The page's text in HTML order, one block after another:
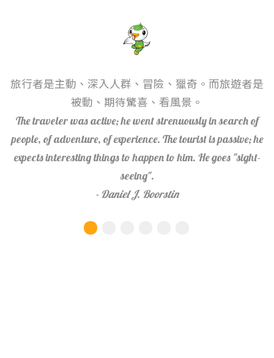
旅行者是主動、深入人群、冒險、獵奇。而旅遊者是
被動、期待驚喜、看風景。
The traveler was active; he went strenuously in search of
people, of adventure, of experience. The tourist is passive; he
expects interesting things to happen to him. He goes "sight-
seeing".
- Daniel J. Boorstin